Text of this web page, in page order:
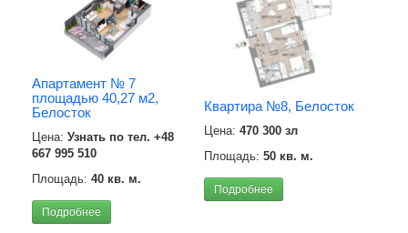
Апартамент № 7
площадью 40,27 м2,
Белосток
Цена: Узнать по тел. +48
667 995 510
Площадь: 40 кв. м.
Подробнее
Квартира №8, Белосток
Цена: 470 300 зл
Площадь: 50 кв. м.
Подробнее